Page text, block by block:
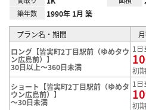
築年数 1990年 1月 築
プラン名・期間
ロング【皆実町2丁目駅前（ゆめタウ
ン広島前）】
30日以上～360日未満
1日
初
ショート【皆実町2丁目駅前（ゆめタ
ウン広島前）】
～30日未満
1日
初